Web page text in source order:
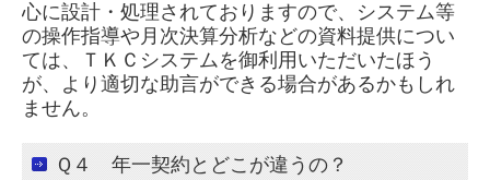
戦略給与情報システム
戦略販売・購買情報システム
心に設計・処理されておりますので、システム等
の操作指導や月次決算分析などの資料提供につい
ては、ＴＫＣシステムを御利用いただいたほう
が、より適切な助言ができる場合があるかもしれ
ません。
Ｑ４ 年一契約とどこが違うの？